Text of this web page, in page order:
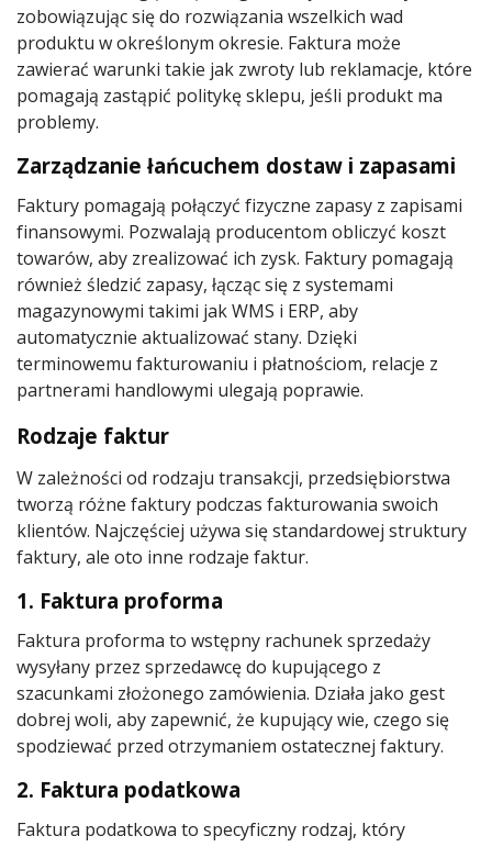
zobowiązując się do rozwiązania wszelkich wad
produktu w określonym okresie. Faktura może
zawierać warunki takie jak zwroty lub reklamacje, które
pomagają zastąpić politykę sklepu, jeśli produkt ma
problemy.
Zarządzanie łańcuchem dostaw i zapasami
Faktury pomagają połączyć fizyczne zapasy z zapisami
finansowymi. Pozwalają producentom obliczyć koszt
towarów, aby zrealizować ich zysk. Faktury pomagają
również śledzić zapasy, łącząc się z systemami
magazynowymi takimi jak WMS i ERP, aby
automatycznie aktualizować stany. Dzięki
terminowemu fakturowaniu i płatnościom, relacje z
partnerami handlowymi ulegają poprawie.
Rodzaje faktur
W zależności od rodzaju transakcji, przedsiębiorstwa
tworzą różne faktury podczas fakturowania swoich
klientów. Najczęściej używa się standardowej struktury
faktury, ale oto inne rodzaje faktur.
1. Faktura proforma
Faktura proforma to wstępny rachunek sprzedaży
wysyłany przez sprzedawcę do kupującego z
szacunkami złożonego zamówienia. Działa jako gest
dobrej woli, aby zapewnić, że kupujący wie, czego się
spodziewać przed otrzymaniem ostatecznej faktury.
2. Faktura podatkowa
Faktura podatkowa to specyficzny rodzaj, który